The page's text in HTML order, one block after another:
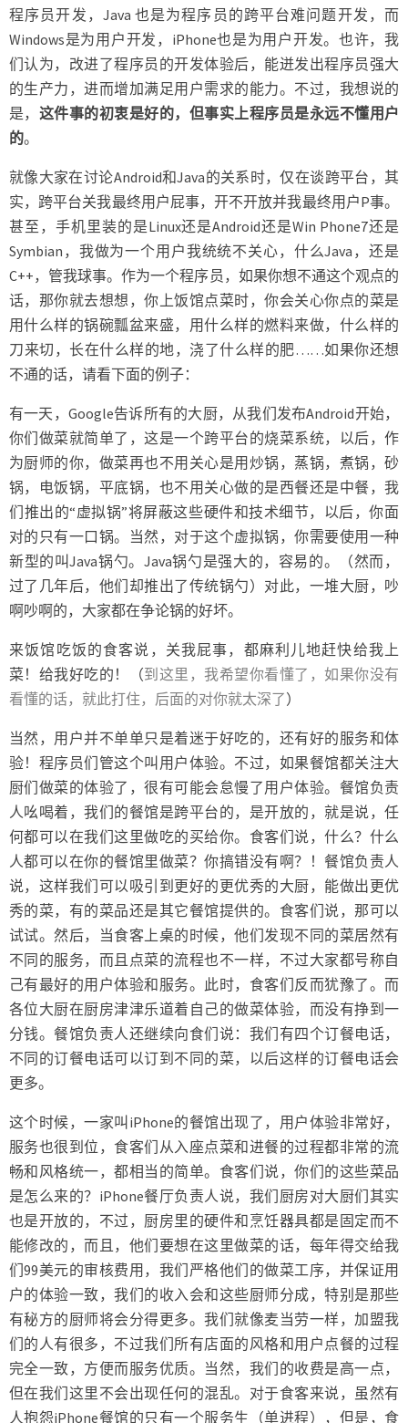
程序员开发，Java 也是为程序员的跨平台难问题开发，而
Windows是为用户开发，iPhone也是为用户开发。也许，我
们认为，改进了程序员的开发体验后，能迸发出程序员强大
的生产力，进而增加满足用户需求的能力。不过，我想说的
是， 这件事的初衷是好的，但事实上程序员是永远不懂用户
的。
就像大家在讨论Android和Java的关系时，仅在谈跨平台，其
实，跨平台关我最终用户屁事，开不开放并我最终用户P事。
甚至，手机里装的是Linux还是Android还是Win Phone7还是
Symbian，我做为一个用户我统统不关心，什么Java，还是
C++，管我球事。作为一个程序员，如果你想不通这个观点的
话，那你就去想想，你上饭馆点菜时，你会关心你点的菜是
用什么样的锅碗瓢盆来盛，用什么样的燃料来做，什么样的
刀来切，长在什么样的地，浇了什么样的肥……如果你还想
不通的话，请看下面的例子：
有一天，Google告诉所有的大厨，从我们发布Android开始，
你们做菜就简单了，这是一个跨平台的烧菜系统，以后，作
为厨师的你，做菜再也不用关心是用炒锅，蒸锅，煮锅，砂
锅，电饭锅，平底锅，也不用关心做的是西餐还是中餐，我
们推出的“虚拟锅”将屏蔽这些硬件和技术细节，以后，你面
对的只有一口锅。当然，对于这个虚拟锅，你需要使用一种
新型的叫Java锅勺。Java锅勺是强大的，容易的。（然而，
过了几年后，他们却推出了传统锅勺）对此，一堆大厨，吵
啊吵啊的，大家都在争论锅的好坏。
来饭馆吃饭的食客说，关我屁事，都麻利儿地赶快给我上
菜！给我好吃的！（到这里，我希望你看懂了，如果你没有
看懂的话，就此打住，后面的对你就太深了）
当然，用户并不单单只是着迷于好吃的，还有好的服务和体
验！程序员们管这个叫用户体验。不过，如果餐馆都关注大
厨们做菜的体验了，很有可能会怠慢了用户体验。餐馆负责
人吆喝着，我们的餐馆是跨平台的，是开放的，就是说，任
何都可以在我们这里做吃的买给你。食客们说，什么？什么
人都可以在你的餐馆里做菜？你搞错没有啊？！餐馆负责人
说，这样我们可以吸引到更好的更优秀的大厨，能做出更优
秀的菜，有的菜品还是其它餐馆提供的。食客们说，那可以
试试。然后，当食客上桌的时候，他们发现不同的菜居然有
不同的服务，而且点菜的流程也不一样，不过大家都号称自
己有最好的用户体验和服务。此时，食客们反而犹豫了。而
各位大厨在厨房津津乐道着自己的做菜体验，而没有挣到一
分钱。餐馆负责人还继续向食们说：我们有四个订餐电话，
不同的订餐电话可以订到不同的菜，以后这样的订餐电话会
更多。
这个时候，一家叫iPhone的餐馆出现了，用户体验非常好，
服务也很到位，食客们从入座点菜和进餐的过程都非常的流
畅和风格统一，都相当的简单。食客们说，你们的这些菜品
是怎么来的？iPhone餐厅负责人说，我们厨房对大厨们其实
也是开放的，不过，厨房里的硬件和烹饪器具都是固定而不
能修改的，而且，他们要想在这里做菜的话，每年得交给我
们99美元的审核费用，我们严格他们的做菜工序，并保证用
户的体验一致，我们的收入会和这些厨师分成，特别是那些
有秘方的厨师将会分得更多。我们就像麦当劳一样，加盟我
们的人有很多，不过我们所有店面的风格和用户点餐的过程
完全一致，方便而服务优质。当然，我们的收费是高一点，
但在我们这里不会出现任何的混乱。对于食客来说，虽然有
人抱怨iPhone餐馆的只有一个服务生（单进程），但是，食